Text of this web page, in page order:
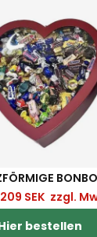
209 SEK zzgl.
bestellen